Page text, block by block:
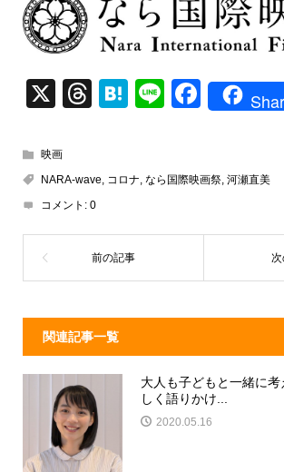
X
T
a
d
s
H
n
Li
F
e
o
映画
NARA-wave, コロナ, なら国際映画祭, 河瀬直美
コメント: 0
関連記事一覧
大人も子どもと一緒に
しく語りかけ...
2020.05.16